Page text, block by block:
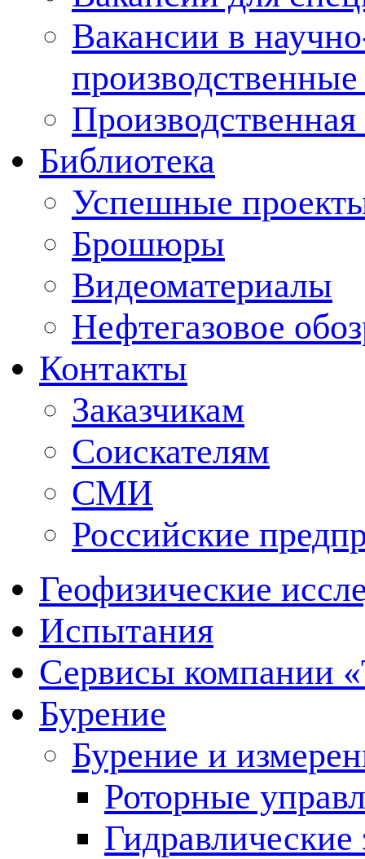
Вакансии в
Производственная
Библиотека
Успешные
Брошюры
Видеоматериалы
Нефтегазовое
Контакты
Заказчикам
Соискателям
СМИ
Российские
Геофизические
Испытания
Сервисы компании
Бурение
Бурение и
Роторные